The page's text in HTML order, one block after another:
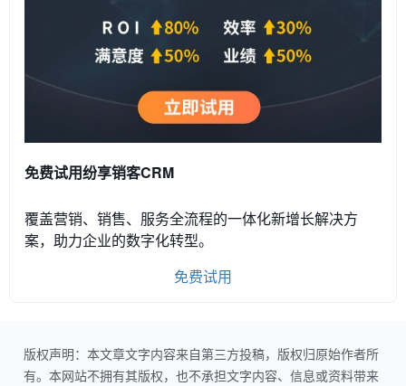
免费试用纷享销客CRM
覆盖营销、销售、服务全流程的一体化新增长解决方
案，助力企业的数字化转型。
免费试用
版权声明：本文章文字内容来自第三方投稿，版权归原始作者所
有。本网站不拥有其版权，也不承担文字内容、信息或资料带来